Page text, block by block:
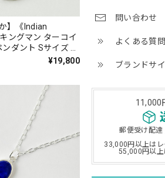
問い合わせ
よくある質問
ブランドサ
11,000
郵便受け配達
33,000円以上は
55,000円以
】《Indian
ングマン ターコイ
ダント Sサイズ /
¥19,800